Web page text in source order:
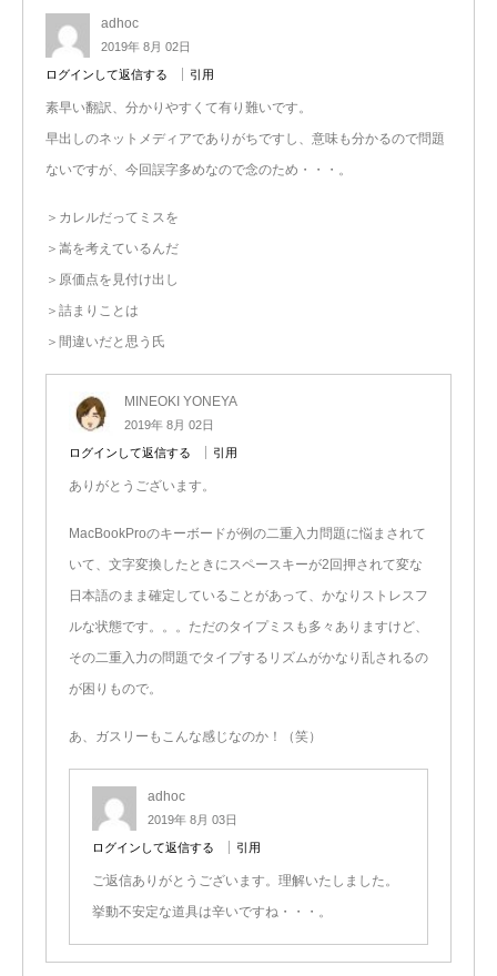
adhoc
2019年 8月 02日
ログインして返信する 引用
素早い翻訳、分かりやすくて有り難いです。
早出しのネットメディアでありがちですし、意味も分かるので問題
ないですが、今回誤字多めなので念のため・・・。
＞カレルだってミスを
＞嵩を考えているんだ
＞原価点を見付け出し
＞詰まりことは
＞間違いだと思う氏
MINEOKI YONEYA
2019年 8月 02日
ログインして返信する 引用
ありがとうございます。
MacBookProのキーボードが例の二重入力問題に悩まされて
いて、文字変換したときにスペースキーが2回押されて変な
日本語のまま確定していることがあって、かなりストレスフ
ルな状態です。。。ただのタイプミスも多々ありますけど、
その二重入力の問題でタイプするリズムがかなり乱されるの
が困りもので。
あ、ガスリーもこんな感じなのか！（笑）
adhoc
2019年 8月 03日
ログインして返信する 引用
ご返信ありがとうございます。理解いたしました。
挙動不安定な道具は辛いですね・・・。